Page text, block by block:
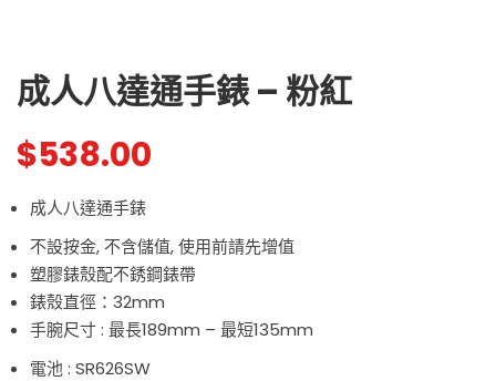
成人八達通手錶 – 粉紅
$538.00
成人八達通手錶
不設按金, 不含儲值, 使用前請先增值
塑膠錶殼配不銹鋼錶帶
錶殼直徑：32mm
手腕尺寸 : 最長189mm – 最短135mm
電池 : SR626SW